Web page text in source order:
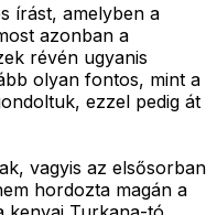
írást, amelyben a
azonban a
révén ugyanis
olyan fontos, mint a
ezzel pedig át
vagyis az elsősorban
hordozta magán a